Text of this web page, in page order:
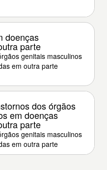
doenças
parte
genitais masculinos
em outra parte
dos órgãos
em doenças
parte
genitais masculinos
em outra parte